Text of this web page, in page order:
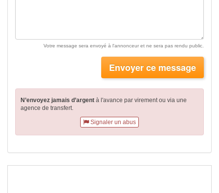
Votre message sera envoyé à l'annonceur et ne sera pas rendu public.
Envoyer ce message
N’envoyez jamais d’argent à l'avance par virementou via une
agence de transfert.
Signaler un abus